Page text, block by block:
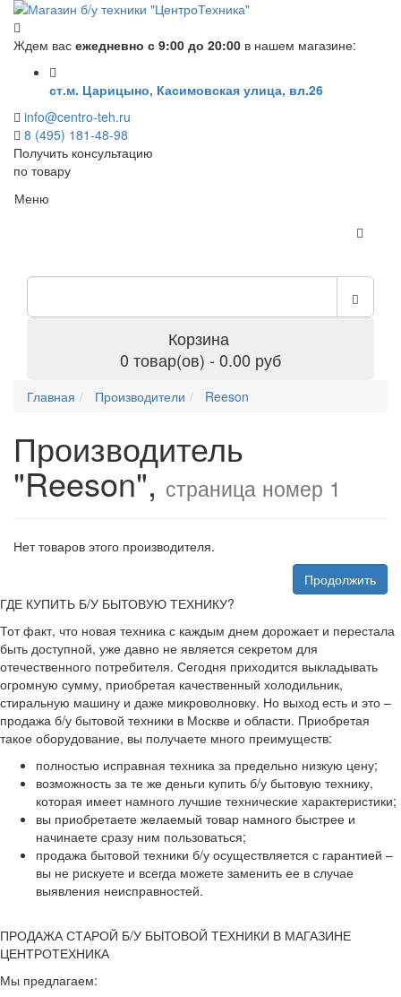
Ждем вас ежедневно с 9:00 до 20:00 в нашем магазине:
ст.м. Царицыно, Касимовская улица, вл.26
info@centro-teh.ru
8 (495) 181-48-98
Получить консультацию
по товару
Меню
Корзина
0 товар(ов) - 0.00 руб
Главная Производители Reeson
Производитель
"Reeson", страница номер 1
Нет товаров этого производителя.
Продолжить
ГДЕ КУПИТЬ Б/У БЫТОВУЮ ТЕХНИКУ?
Тот факт, что новая техника с каждым днем дорожает и перестала
быть доступной, уже давно не является секретом для
отечественного потребителя. Сегодня приходится выкладывать
огромную сумму, приобретая качественный холодильник,
стиральную машину и даже микроволновку. Но выход есть и это –
продажа б/у бытовой техники в Москве и области. Приобретая
такое оборудование, вы получаете много преимуществ:
полностью исправная техника за предельно низкую цену;
возможность за те же деньги купить б/у бытовую технику,
которая имеет намного лучшие технические характеристики;
вы приобретаете желаемый товар намного быстрее и
начинаете сразу ним пользоваться;
продажа бытовой техники б/у осуществляется с гарантией –
вы не рискуете и всегда можете заменить ее в случае
выявления неисправностей.
ПРОДАЖА СТАРОЙ Б/У БЫТОВОЙ ТЕХНИКИ В МАГАЗИНЕ
ЦЕНТРОТЕХНИКА
Мы предлагаем: